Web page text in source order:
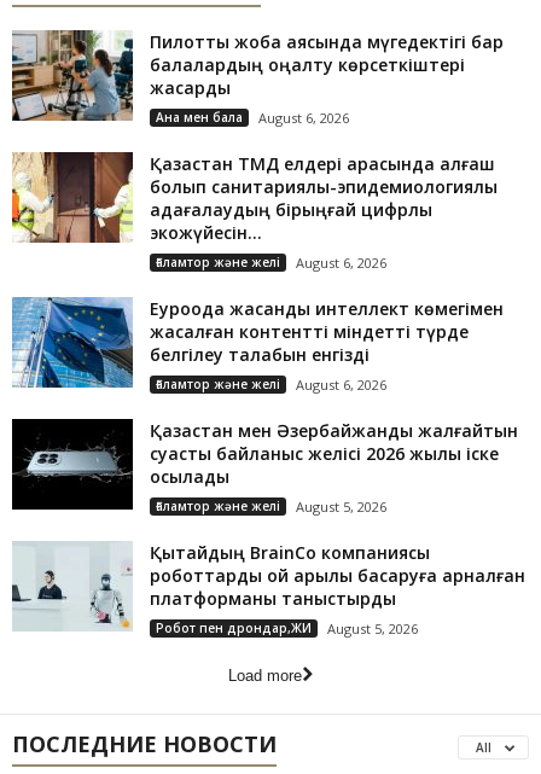
Пилоттық жоба аясында мүгедектігі бар
балалардың оңалту көрсеткіштері
жақсарды
Ана мен бала August 6, 2026
Қазақстан ТМД елдері арасында алғаш
болып санитариялық-эпидемиологиялық
қадағалаудың бірыңғай цифрлық
экожүйесін...
Ғаламтор және желі August 6, 2026
Еуроодақ жасанды интеллект көмегімен
жасалған контентті міндетті түрде
белгілеу талабын енгізді
Ғаламтор және желі August 6, 2026
Қазақстан мен Әзербайжанды жалғайтын
суасты байланыс желісі 2026 жылы іске
қосылады
Ғаламтор және желі August 5, 2026
Қытайдың BrainCo компаниясы
роботтарды ой арқылы басқаруға арналған
платформаны таныстырды
Робот пен дрондар,ЖИ August 5, 2026
Load more
ПОСЛЕДНИЕ НОВОСТИ All